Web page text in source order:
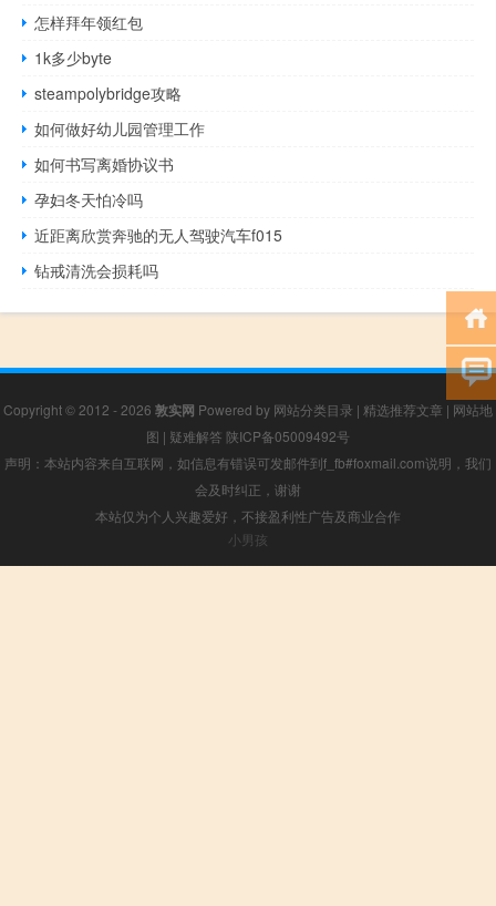
怎样拜年领红包
1k多少byte
steampolybridge攻略
如何做好幼儿园管理工作
如何书写离婚协议书
孕妇冬天怕冷吗
近距离欣赏奔驰的无人驾驶汽车f015
钻戒清洗会损耗吗
Copyright © 2012 - 2026 敦实网 Powered by 网站分类目录 | 精选推荐文章 | 网站地
图 | 疑难解答 陕ICP备05009492号
声明：本站内容来自互联网，如信息有错误可发邮件到f_fb#foxmail.com说明，我们
会及时纠正，谢谢
本站仅为个人兴趣爱好，不接盈利性广告及商业合作
小男孩